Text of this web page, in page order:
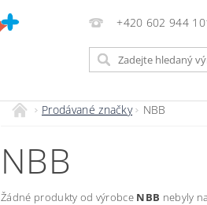
+420 602 944
Prodávané značky NBB
NBB
Žádné produkty od výrobce NBB nebyly